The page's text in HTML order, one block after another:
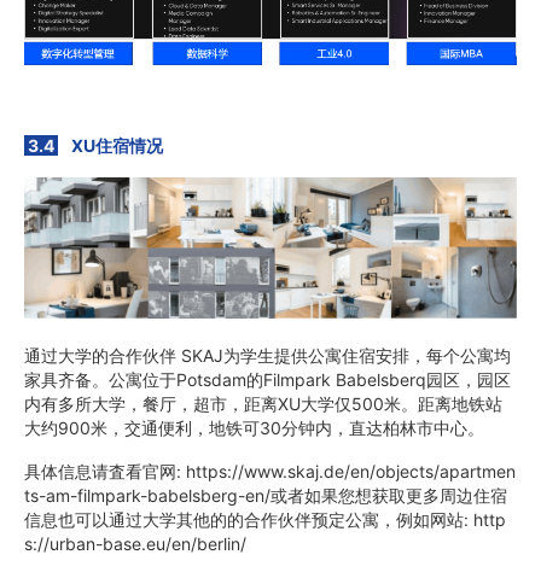
3.4 XU住宿情况
通过大学的合作伙伴 SKAJ为学生提供公寓住宿安排，每个公寓均
家具齐备。公寓位于Potsdam的Filmpark Babelsberq园区，园区
内有多所大学，餐厅，超市，距离XU大学仅500米。距离地铁站
大约900米，交通便利，地铁可30分钟内，直达柏林市中心。
具体信息请査看官网: https://www.skaj.de/en/objects/apartmen
ts-am-filmpark-babelsberg-en/或者如果您想获取更多周边住宿
信息也可以通过大学其他的的合作伙伴预定公寓，例如网站: http
s://urban-base.eu/en/berlin/